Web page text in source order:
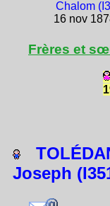
Chalom
16 nov
Frères et
Joseph